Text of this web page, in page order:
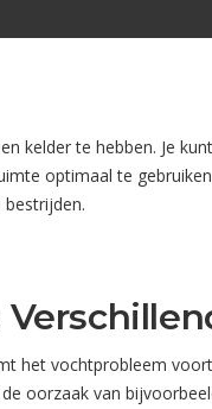
kelder te hebben. Je
optimaal te
het vochtprobleem
oorzaak van